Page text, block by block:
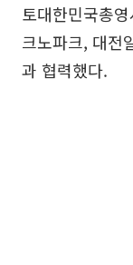
토대한민국총
크노파크, 대전
과 협력했다.